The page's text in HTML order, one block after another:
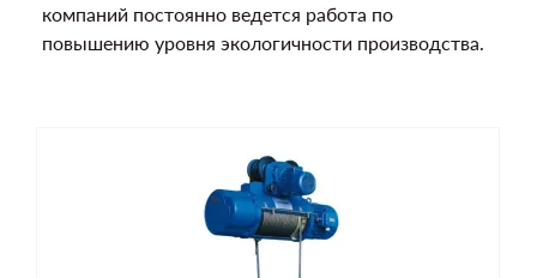
компаний постоянно ведется работа по
повышению уровня экологичности производства.